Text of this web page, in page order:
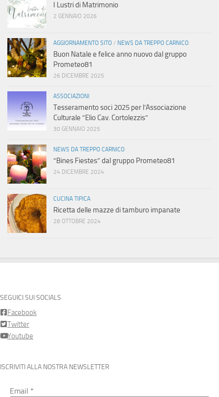
I Lustri di Matrimonio
2 GENNAIO 2026
AGGIORNAMENTO SITO / NEWS DA TREPPO CARNICO
Buon Natale e felice anno nuovo dal gruppo
Prometeo81
26 DICEMBRE 2025
ASSOCIAZIONI
Tesseramento soci 2025 per l’Associazione
Culturale “Elio Cav. Cortolezzis”
30 GENNAIO 2025
NEWS DA TREPPO CARNICO
“Bines Fiestes” dal gruppo Prometeo81
24 DICEMBRE 2024
CUCINA TIPICA
Ricetta delle mazze di tamburo impanate
28 OTTOBRE 2024
SEGUICI SUI SOCIALS
Facebook
Twitter
Youtube
ISCRIVITI ALLA NOSTRA NEWSLETTER
Email *